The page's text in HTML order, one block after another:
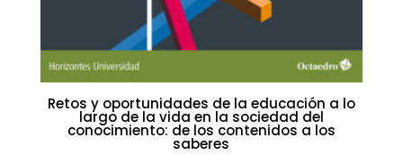
Retos y oportunidades de la educación a lo
largo de la vida en la sociedad del
conocimiento: de los contenidos a los
saberes